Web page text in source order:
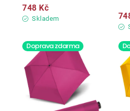
Skladem
748 Kč
Doprava zdarma